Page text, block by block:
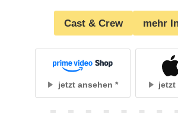
Cast & Crew mehr
jetzt ansehen jetzt